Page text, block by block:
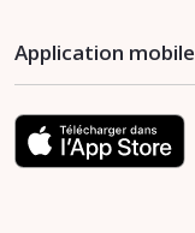
Application mobile